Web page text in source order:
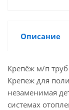
Описание
Крепёж м/п
Крепеж для
незаменимая
системах